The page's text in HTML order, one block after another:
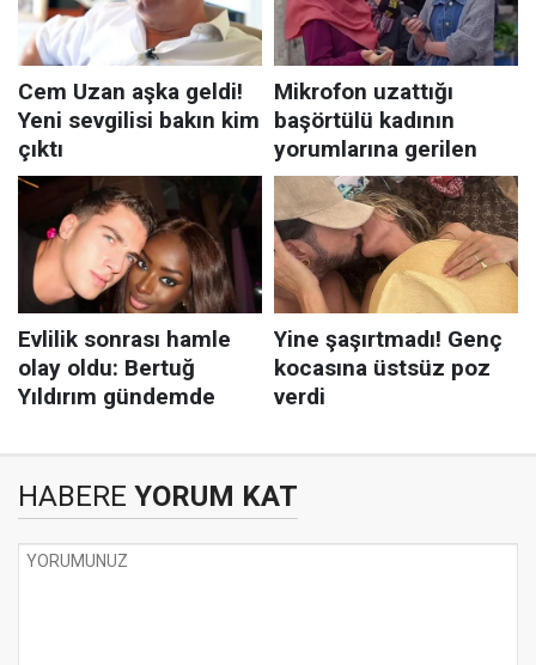
HABERE YORUM KAT